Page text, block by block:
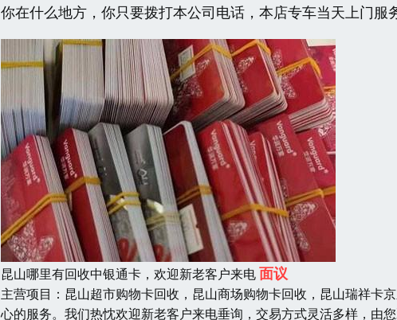
你在什么地方，你只要拨打本公司电话，本店专车当天上门
昆山哪里有回收中银通卡，欢迎新老客户来电面议
主营项目：昆山超市购物卡回收，昆山商场购物卡回收，昆山瑞祥卡
心的服务。我们热忱欢迎新老客户来电垂询，交易方式灵活多样，由